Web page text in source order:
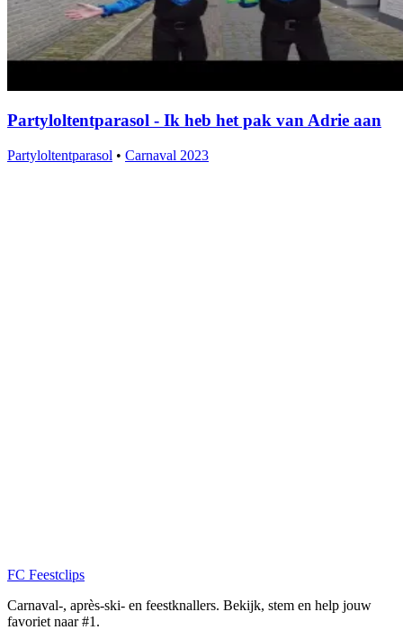
Partyloltentparasol - Ik heb het pak van Adrie aan
Partyloltentparasol • Carnaval 2023
FC Feestclips
Carnaval-, après-ski- en feestknallers. Bekijk, stem en help jouw
favoriet naar #1.